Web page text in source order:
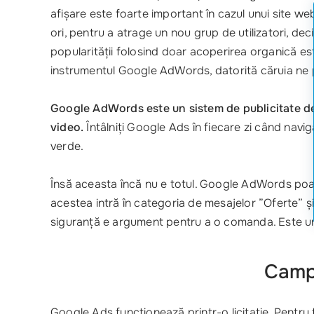
afișare este foarte important în cazul unui site
ori, pentru a atrage un nou grup de utilizatori,
popularității folosind doar acoperirea organică
instrumentul Google AdWords, datorită căruia ne
Google AdWords este un sistem de publicitate
video. Întâlniți Google Ads în fiecare zi când
verde.
Însă aceasta încă nu e totul. Google AdWords
acestea intră în categoria de mesajelor ”Oferte”
siguranță e argument pentru a o comanda. Este